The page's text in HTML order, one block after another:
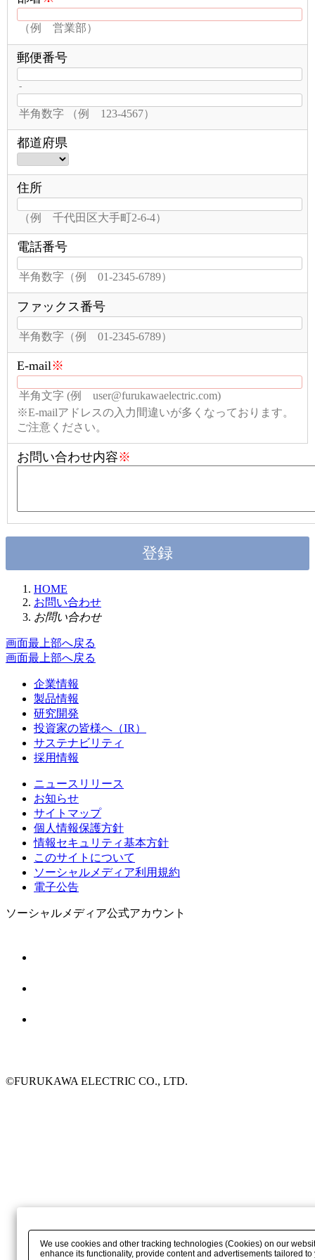
（例 営業部）
郵便番号
-
半角数字 （例 123-4567）
都道府県
住所
（例 千代田区大手町2-6-4）
電話番号
半角数字（例 01-2345-6789）
ファックス番号
半角数字（例 01-2345-6789）
E-mail※
半角文字 (例 user@furukawaelectric.com)
※E-mailアドレスの入力間違いが多くなっております。
ご注意ください。
お問い合わせ内容※
HOME
お問い合わせ
お問い合わせ
画面最上部へ戻る
画面最上部へ戻る
企業情報
製品情報
研究開発
投資家の皆様へ（IR）
サステナビリティ
採用情報
ニュースリリース
お知らせ
サイトマップ
個人情報保護方針
情報セキュリティ基本方針
このサイトについて
ソーシャルメディア利用規約
電子公告
ソーシャルメディア公式アカウント
©FURUKAWA ELECTRIC CO., LTD.
We use cookies and other tracking technologies (Cookies) on our
enhance its functionality, provide content and advertisements tailored to